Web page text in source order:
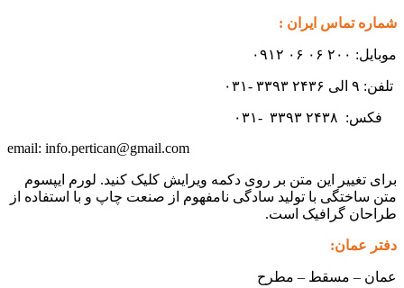
شماره تماس ایران :
موبایل: ۲۰۰ ۰۶ ۰۶ ۰۹۱۲
تلفن: ۹ الی ۲۴۳۶ ۳۳۹۳ -۰۳۱
فکس: ۳۳۹۳ ۲۴۳۸ -۰۳۱
info.pertican@gmail.com
برای تغییر این متن بر روی دکمه ویرایش کلیک کنید. لورم ایپسوم
متن ساختگی با تولید سادگی نامفهوم از صنعت چاپ و با استفاده از
طراحان گرافیک است.
دفتر عمان:
عمان – مسقط – مطرح